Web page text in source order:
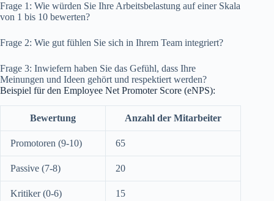
Frage 1: Wie würden Sie Ihre Arbeitsbelastung auf einer Skala
von 1 bis 10 bewerten?
Frage 2: Wie gut fühlen Sie sich in Ihrem Team integriert?
Frage 3: Inwiefern haben Sie das Gefühl, dass Ihre
Meinungen und Ideen gehört und respektiert werden?
Beispiel für den Employee Net Promoter Score (eNPS):
Bewertung Anzahl der Mitarbeiter
Promotoren (9-10) 65
Passive (7-8) 20
Kritiker (0-6)
15